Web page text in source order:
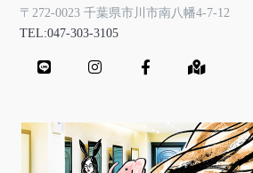
〒272-0023 千葉県市川市南八幡4-7-12
TEL:047-303-3105